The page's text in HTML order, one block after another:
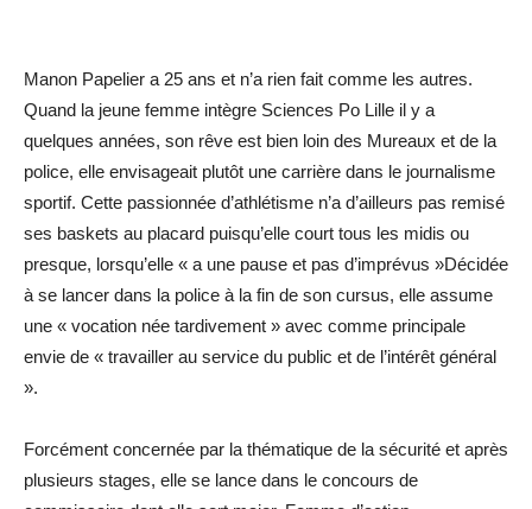
Manon Papelier a 25 ans et n’a rien fait comme les autres.
Quand la jeune femme intègre Sciences Po Lille il y a
quelques années, son rêve est bien loin des Mureaux et de la
police, elle envisageait plutôt une carrière dans le journalisme
sportif. Cette passionnée d’athlétisme n’a d’ailleurs pas remisé
ses baskets au placard puisqu’elle court tous les midis ou
presque, lorsqu’elle « a une pause et pas d’imprévus »Décidée
à se lancer dans la police à la fin de son cursus, elle assume
une « vocation née tardivement » avec comme principale
envie de « travailler au service du public et de l’intérêt général
».
Forcément concernée par la thématique de la sécurité et après
plusieurs stages, elle se lance dans le concours de